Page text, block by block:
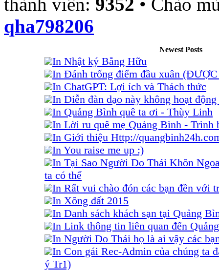
qha798206
Newest Posts
In Nhật ký Bằng Hữu
In Đánh trống điểm đầu xuân (ĐƯỢC
In ChatGPT: Lợi ích và Thách thức
In Diễn đàn dạo này không hoạt
In Quảng Bình quê ta ơi - Thùy Linh
In Lời ru quê mẹ Quảng Bình - Trình
In Giới thiệu Http://
In You raise me up :)
In Tại Sao Người Do Thái Khôn
ta có thể
In Rất vui chào đón các bạn đền với
In Xông đất 2015
In Danh sách khách sạn tại Quảng
In Link thông tin liên quan đến
In Người Do Thái họ là ai vậy các
In Con gái Rec-Admin của chúng ta
ý Tr1)